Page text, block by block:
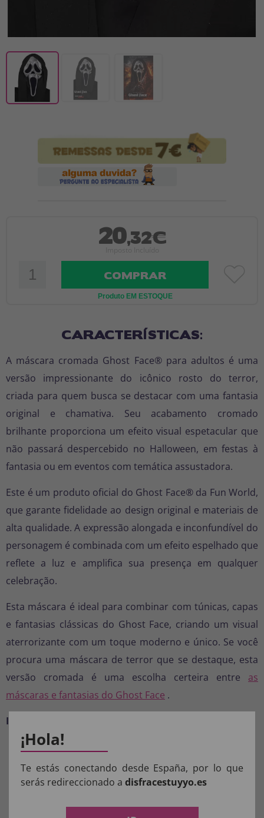
20,32€
COMPRAR
Produto EM ESTOQUE
CARACTERÍSTICAS:
A máscara cromada Ghost Face® para adultos é uma
versão impressionante do icônico rosto do terror,
criada para quem busca se destacar com uma fantasia
original e chamativa. Seu acabamento cromado
brilhante proporciona um efeito visual espetacular que
não passará despercebido no Halloween, em festas à
fantasia ou em eventos com temática assustadora.
Este é um produto oficial do Ghost Face® da Fun World,
que garante fidelidade ao design original e materiais de
alta qualidade. A expressão alongada e inconfundível do
personagem é combinada com um efeito espelhado que
reflete a luz e amplifica sua presença em qualquer
celebração.
Esta máscara é ideal para combinar com túnicas, capas
e fantasias clássicas do Ghost Face, criando um visual
aterrorizante com um toque moderno e único. Se você
procura uma máscara de terror que se destaque, esta
versão cromada é uma escolha certeira entre as
máscaras e fantasias do Ghost Face .
Inclui:
PRODUTOS:
¡Hola!
Te estás conectando desde España, por lo que
serás redireccionado a disfracestuyyo.es